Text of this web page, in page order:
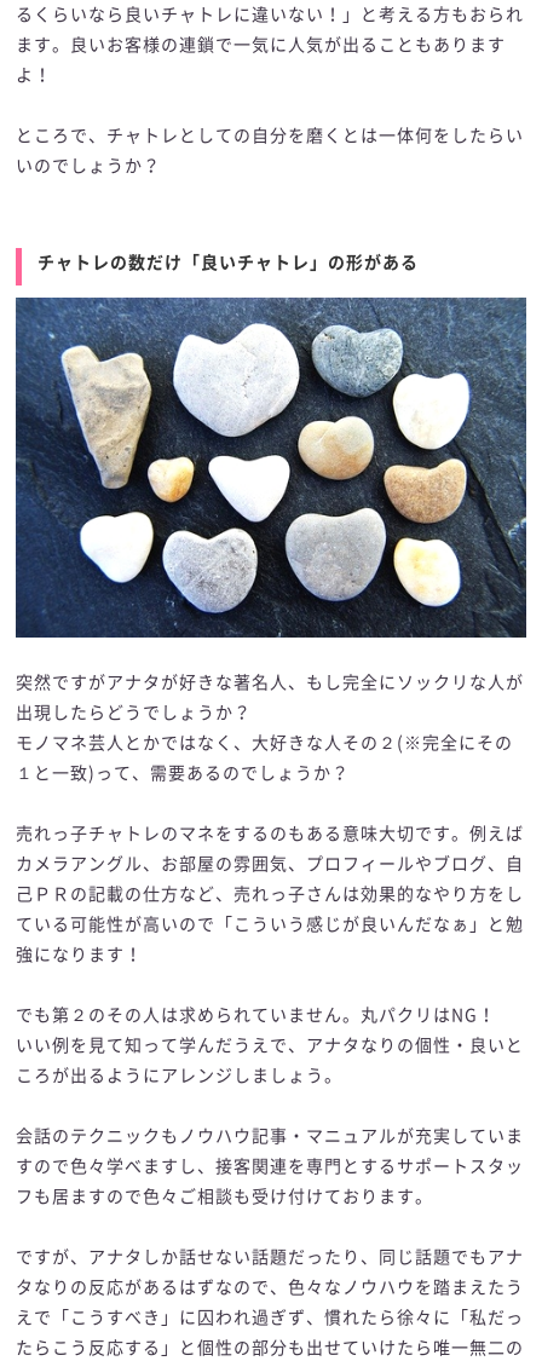
るくらいなら良いチャトレに違いない！」と考える方もおられ
ます。良いお客様の連鎖で一気に人気が出ることもあります
よ！
ところで、チャトレとしての自分を磨くとは一体何をしたらい
いのでしょうか？
チャトレの数だけ「良いチャトレ」の形がある
突然ですがアナタが好きな著名人、もし完全にソックリな人が
出現したらどうでしょうか？
モノマネ芸人とかではなく、大好きな人その２(※完全にその
１と一致)って、需要あるのでしょうか？
売れっ子チャトレのマネをするのもある意味大切です。例えば
カメラアングル、お部屋の雰囲気、プロフィールやブログ、自
己ＰＲの記載の仕方など、売れっ子さんは効果的なやり方をし
ている可能性が高いので「こういう感じが良いんだなぁ」と勉
強になります！
でも第２のその人は求められていません。丸パクリはNG！
いい例を見て知って学んだうえで、アナタなりの個性・良いと
ころが出るようにアレンジしましょう。
会話のテクニックもノウハウ記事・マニュアルが充実していま
すので色々学べますし、接客関連を専門とするサポートスタッ
フも居ますので色々ご相談も受け付けております。
ですが、アナタしか話せない話題だったり、同じ話題でもアナ
タなりの反応があるはずなので、色々なノウハウを踏まえたう
えで「こうすべき」に囚われ過ぎず、慣れたら徐々に「私だっ
たらこう反応する」と個性の部分も出せていけたら唯一無二の